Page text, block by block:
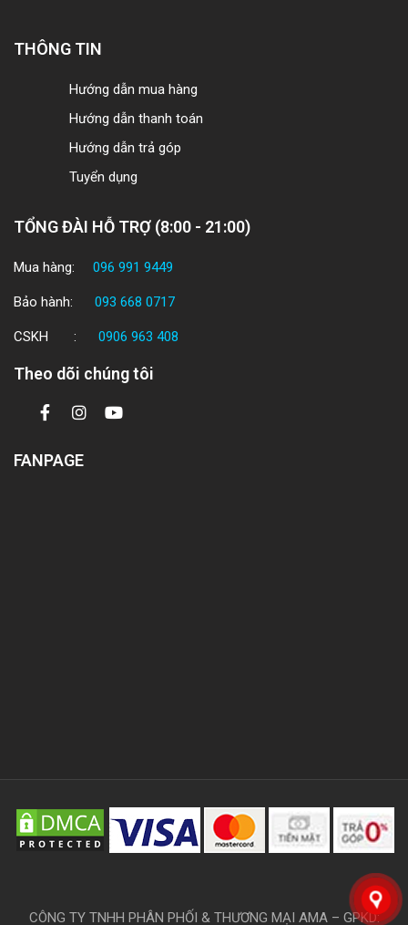
THÔNG TIN
Hướng dẫn mua hàng
Hướng dẫn thanh toán
Hướng dẫn trả góp
Tuyển dụng
TỔNG ĐÀI HỖ TRỢ (8:00 - 21:00)
Mua hàng: 096 991 9449
Bảo hành: 093 668 0717
CSKH : 0906 963 408
Theo dõi chúng tôi
FANPAGE
CÔNG TY TNHH PHÂN PHỐI & THƯƠNG MẠI AMA – GPKD: